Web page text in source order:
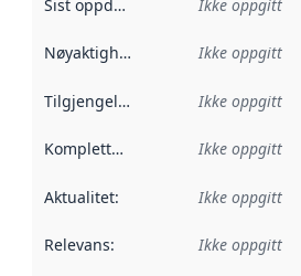
Sist oppdatert Ikke oppgitt
Nøyaktighet Ikke oppgitt
Tilgjengelighet Ikke oppgitt
Kompletthet Ikke oppgitt
Aktualitet: Ikke oppgitt
Relevans: Ikke oppgitt